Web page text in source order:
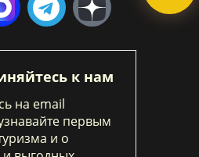
к нам
на email
первым
и о